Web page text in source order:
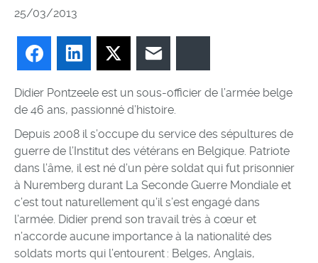
25/03/2013
FacebookLinkedIn Twitter
Didier Pontzeele est un sous-officier de l’armée belge
de 46 ans, passionné d’histoire.
Depuis 2008 il s’occupe du service des sépultures de
guerre de l’Institut des vétérans en Belgique. Patriote
dans l’âme, il est né d’un père soldat qui fut prisonnier
à Nuremberg durant La Seconde Guerre Mondiale et
c’est tout naturellement qu’il s’est engagé dans
l’armée. Didier prend son travail très à cœur et
n’accorde aucune importance à la nationalité des
soldats morts qui l’entourent : Belges, Anglais,